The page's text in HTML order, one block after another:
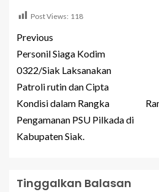
Post Views: 118
Previous
Personil Siaga Kodim
0322/Siak Laksanakan
Patroli rutin dan Cipta
Kondisi dalam Rangka
Pengamanan PSU Pilkada di
Kabupaten Siak.
Tinggalkan Balasan